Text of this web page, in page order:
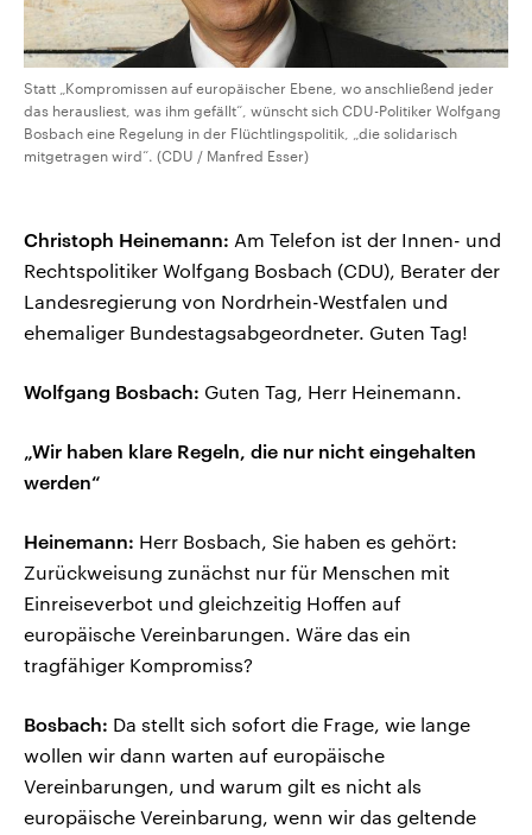
Statt „Kompromissen auf europäischer Ebene, wo anschließend jeder
das herausliest, was ihm gefällt“, wünscht sich CDU-Politiker Wolfgang
Bosbach eine Regelung in der Flüchtlingspolitik, „die solidarisch
mitgetragen wird“. (CDU / Manfred Esser)
Christoph Heinemann: Am Telefon ist der Innen- und
Rechtspolitiker Wolfgang Bosbach (CDU), Berater der
Landesregierung von Nordrhein-Westfalen und
ehemaliger Bundestagsabgeordneter. Guten Tag!
Wolfgang Bosbach: Guten Tag, Herr Heinemann.
„Wir haben klare Regeln, die nur nicht eingehalten
werden“
Heinemann: Herr Bosbach, Sie haben es gehört:
Zurückweisung zunächst nur für Menschen mit
Einreiseverbot und gleichzeitig Hoffen auf
europäische Vereinbarungen. Wäre das ein
tragfähiger Kompromiss?
Bosbach: Da stellt sich sofort die Frage, wie lange
wollen wir dann warten auf europäische
Vereinbarungen, und warum gilt es nicht als
europäische Vereinbarung, wenn wir das geltende